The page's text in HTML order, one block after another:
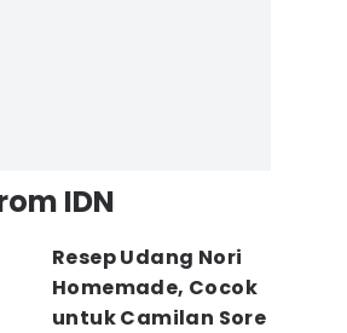
IDN
Resep Udang Nori
Homemade, Cocok
untuk Camilan Sore